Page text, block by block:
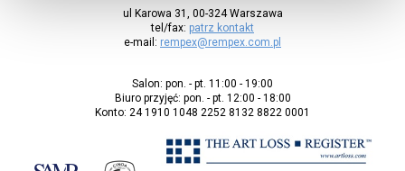
ul Karowa 31, 00-324 Warszawa
tel/fax: patrz kontakt
e-mail: rempex@rempex.com.pl
Salon: pon. - pt. 11:00 - 19:00
Biuro przyjęć: pon. - pt. 12:00 - 18:00
Konto: 24 1910 1048 2252 8132 8822 0001